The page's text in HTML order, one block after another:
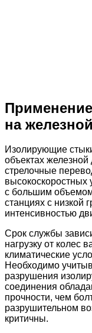
на
Изолирующие
объектах железной
стрелочные
высокоскоростных
с большим
станциях с низкой
интенсивностью
Срок службы
нагрузку от колес
климатические
Необходимо
разрушения
соединения
прочности, чем
разрушительном
критичны.